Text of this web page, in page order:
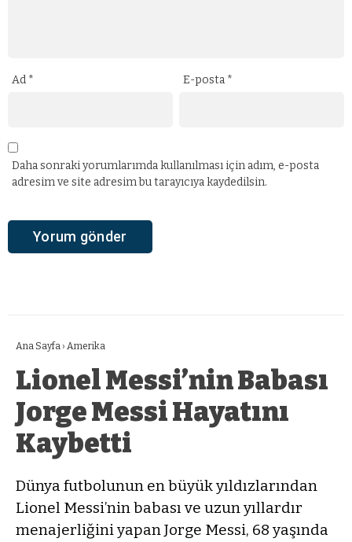
Ad * E-posta *
Daha sonraki yorumlarımda kullanılması için adım, e-posta
adresim ve site adresim bu tarayıcıya kaydedilsin.
Ana Sayfa › Amerika
Lionel Messi’nin Babası
Jorge Messi Hayatını
Kaybetti
Dünya futbolunun en büyük yıldızlarından
Lionel Messi’nin babası ve uzun yıllardır
menajerliğini yapan Jorge Messi, 68 yaşında